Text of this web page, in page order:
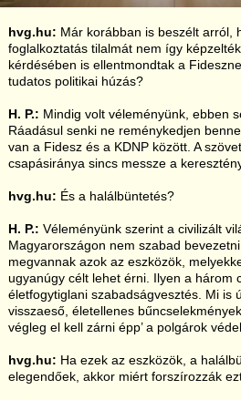
hvg.hu: Már korábban is beszélt arról,
foglalkoztatás tilalmát nem így
kérdésében is ellentmondtak a
tudatos politikai húzás?
H. P.: Mindig volt véleményünk, ebben
Ráadásul senki ne reménykedjen
van a Fidesz és a KDNP között. A
csapásiránya sincs messze a
hvg.hu: És a halálbüntetés?
H. P.: Véleményünk szerint a civilizált
Magyarországon nem szabad
megvannak azok az eszközök,
ugyanúgy célt lehet érni. Ilyen a három
életfogytiglani szabadságvesztés. Mi is
visszaeső, életellenes
végleg el kell zárni épp’ a polgárok
hvg.hu: Ha ezek az eszközök, a
elegendőek, akkor miért forszírozzák